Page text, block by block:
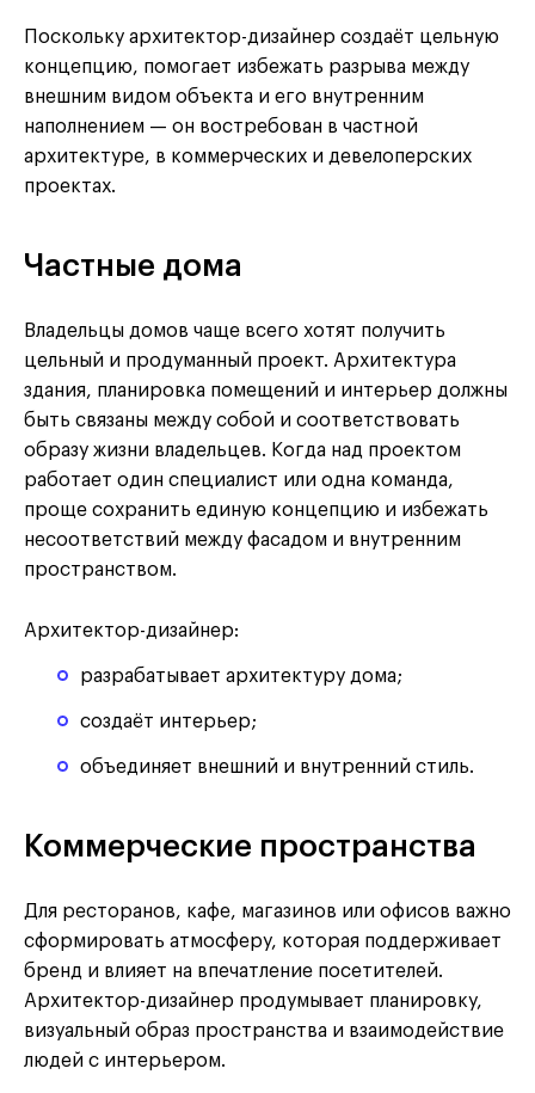
Поскольку архитектор-дизайнер создаёт цельную
концепцию, помогает избежать разрыва между
внешним видом объекта и его внутренним
наполнением — он востребован в частной
архитектуре, в коммерческих и девелоперских
проектах.
Частные дома
Владельцы домов чаще всего хотят получить
цельный и продуманный проект. Архитектура
здания, планировка помещений и интерьер должны
быть связаны между собой и соответствовать
образу жизни владельцев. Когда над проектом
работает один специалист или одна команда,
проще сохранить единую концепцию и избежать
несоответствий между фасадом и внутренним
пространством.
Архитектор-дизайнер:
разрабатывает архитектуру дома;
создаёт интерьер;
объединяет внешний и внутренний стиль.
Коммерческие пространства
Для ресторанов, кафе, магазинов или офисов важно
сформировать атмосферу, которая поддерживает
бренд и влияет на впечатление посетителей.
Архитектор-дизайнер продумывает планировку,
визуальный образ пространства и взаимодействие
людей с интерьером.